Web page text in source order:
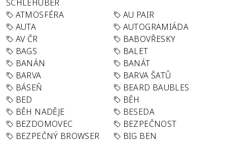
SCHLEHUBER
ATMOSFÉRA
AU PAIR
AUTA
AUTOGRAMIÁDA
AV ČR
BABOVŘESKY
BAGS
BALET
BANÁN
BANÁT
BARVA
BARVA ŠATŮ
BÁSEŇ
BEARD BAUBLES
BED
BĚH
BĚH NADĚJE
BESEDA
BEZDOMOVEC
BEZPEČNOST
BEZPEČNÝ BROWSER
BIG BEN